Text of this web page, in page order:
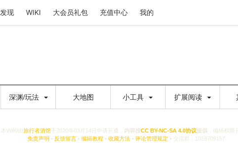
发现 WIKI 大会员礼包 充值中心 我的
深渊/玩法 大地图 小工具 扩展阅读
本WIKI由旅行者酒馆于2020年03月14日申请开通， 内容按CC BY-NC-SA 4.0协议提供 ，编辑权限
免责声明 • 反馈留言 • 编辑教程 • 收藏方法 • 评论管理规定 • 交流群：1018709157